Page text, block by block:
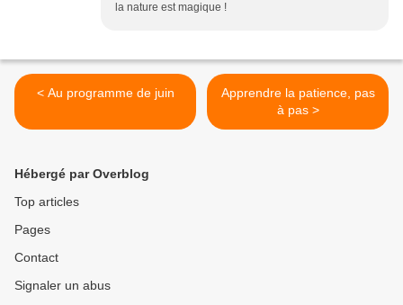
la nature est magique !
< Au programme de juin
Apprendre la patience, pas
à pas >
Hébergé par Overblog
Top articles
Pages
Contact
Signaler un abus